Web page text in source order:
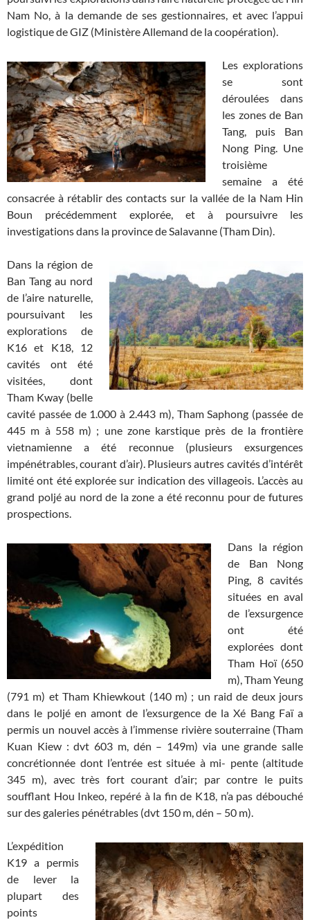
Nam No, à la demande de ses gestionnaires, et avec l’appui
logistique de GIZ (Ministère Allemand de la coopération).
Les explorations
se sont
déroulées dans
les zones de Ban
Tang, puis Ban
Nong Ping. Une
troisième
semaine a été
consacrée à rétablir des contacts sur la vallée de la Nam Hin
Boun précédemment explorée, et à poursuivre les
investigations dans la province de Salavanne (Tham Din).
Dans la région de
Ban Tang au nord
de l’aire naturelle,
poursuivant les
explorations de
K16 et K18, 12
cavités ont été
visitées, dont
Tham Kway (belle
cavité passée de 1.000 à 2.443 m), Tham Saphong (passée de
445 m à 558 m) ; une zone karstique près de la frontière
vietnamienne a été reconnue (plusieurs exsurgences
impénétrables, courant d’air). Plusieurs autres cavités d’intérêt
limité ont été explorée sur indication des villageois. L’accès au
grand poljé au nord de la zone a été reconnu pour de futures
prospections.
Dans la région
de Ban Nong
Ping, 8 cavités
situées en aval
de l’exsurgence
ont été
explorées dont
Tham Hoï (650
m), Tham Yeung
(791 m) et Tham Khiewkout (140 m) ; un raid de deux jours
dans le poljé en amont de l’exsurgence de la Xé Bang Faï a
permis un nouvel accès à l’immense rivière souterraine (Tham
Kuan Kiew : dvt 603 m, dén – 149m) via une grande salle
concrétionnée dont l’entrée est située à mi- pente (altitude
345 m), avec très fort courant d’air; par contre le puits
soufflant Hou Inkeo, repéré à la fin de K18, n’a pas débouché
sur des galeries pénétrables (dvt 150 m, dén – 50 m).
L’expédition
K19 a permis
de lever la
plupart des
points